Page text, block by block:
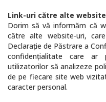
Link-uri către alte
Dorim să vă informăm că
către alte website-uri,
Declaraţie de Păstrare a
confidenţialitate care ar
utilizatorilor să analizeze
de pe fiecare site web
caracter personal.